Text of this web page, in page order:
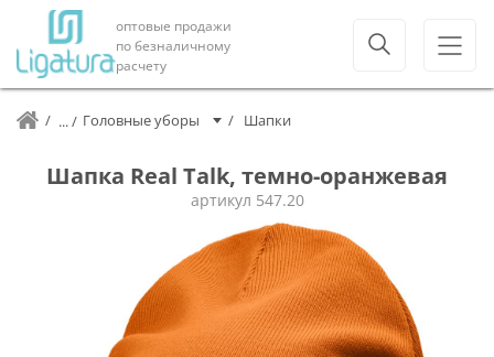
оптовые продажи
по безналичному
расчету
Головные уборы Шапки
Шапка Real Talk, темно-оранжевая
артикул 547.20